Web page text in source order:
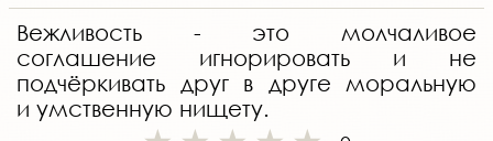
Вежливость - это молчаливое
соглашение игнорировать и не
подчёркивать друг в друге моральную
и умственную нищету.